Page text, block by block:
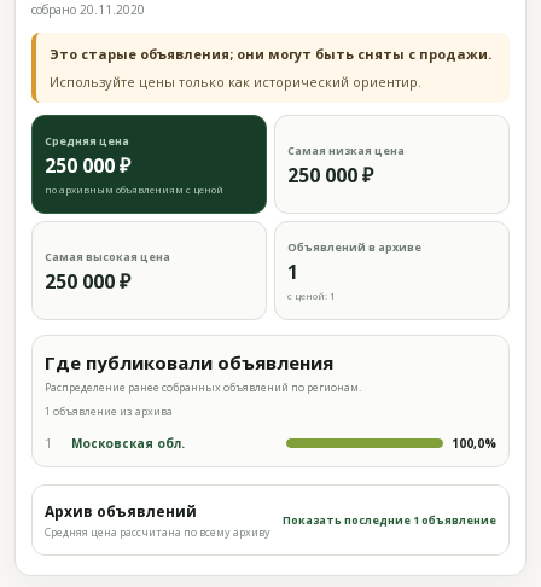
собрано 20.11.2020
Это старые объявления; они могут быть сняты с продажи.
Используйте цены только как исторический ориентир.
Средняя цена
250 000 ₽
по архивным объявлениям с ценой
Самая низкая цена
250 000 ₽
Самая высокая цена
250 000 ₽
Объявлений в архиве
1
с ценой: 1
Где публиковали объявления
Распределение ранее собранных объявлений по регионам.
1 объявление из архива
1 Московская обл. 100,0%
Архив объявлений
Средняя цена рассчитана по всему архиву
Показать последние 1 объявление